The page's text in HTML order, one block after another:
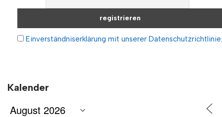
Einverständniserklärung mit unserer Datenschutzrichtlinie.
Kalender